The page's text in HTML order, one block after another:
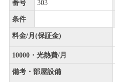
番号 303
条件
料金/月(保証金)
10000・光熱費/月
備考・部屋設備